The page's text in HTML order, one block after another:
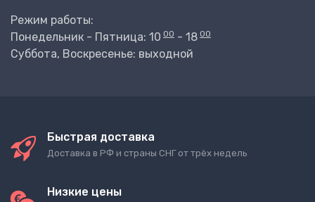
Режим работы:
Понедельник - Пятница: 10 00 - 18 00
Суббота, Воскресенье: выходной
Быстрая доставка
Доставка в РФ и страны СНГ от трёх недель
Низкие цены